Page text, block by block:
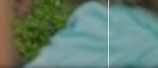
– Vila Romana, São Paulo – SP 55 11